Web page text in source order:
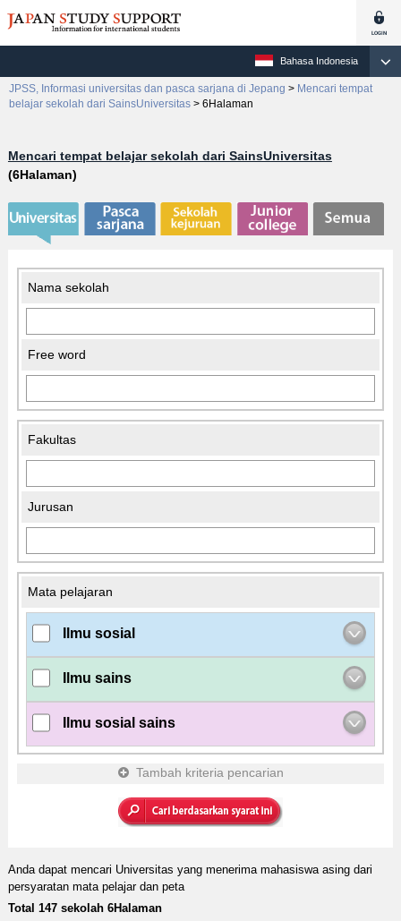
Bahasa Indonesia
JPSS, Informasi universitas dan pasca sarjana di Jepang > Mencari tempat
belajar sekolah dari SainsUniversitas > 6Halaman
Mencari tempat belajar sekolah dari SainsUniversitas
(6Halaman)
Nama sekolah
Free word
Fakultas
Jurusan
Mata pelajaran
Ilmu sosial
Ilmu sains
Ilmu sosial sains
Tambah kriteria pencarian
Anda dapat mencari Universitas yang menerima mahasiswa asing dari
persyaratan mata pelajar dan peta
Total 147 sekolah 6Halaman